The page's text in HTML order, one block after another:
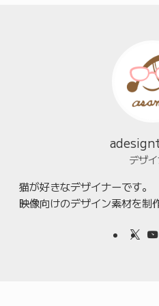
デザ
猫が好きなデザイナーです。
映像向けのデザイン素材を制